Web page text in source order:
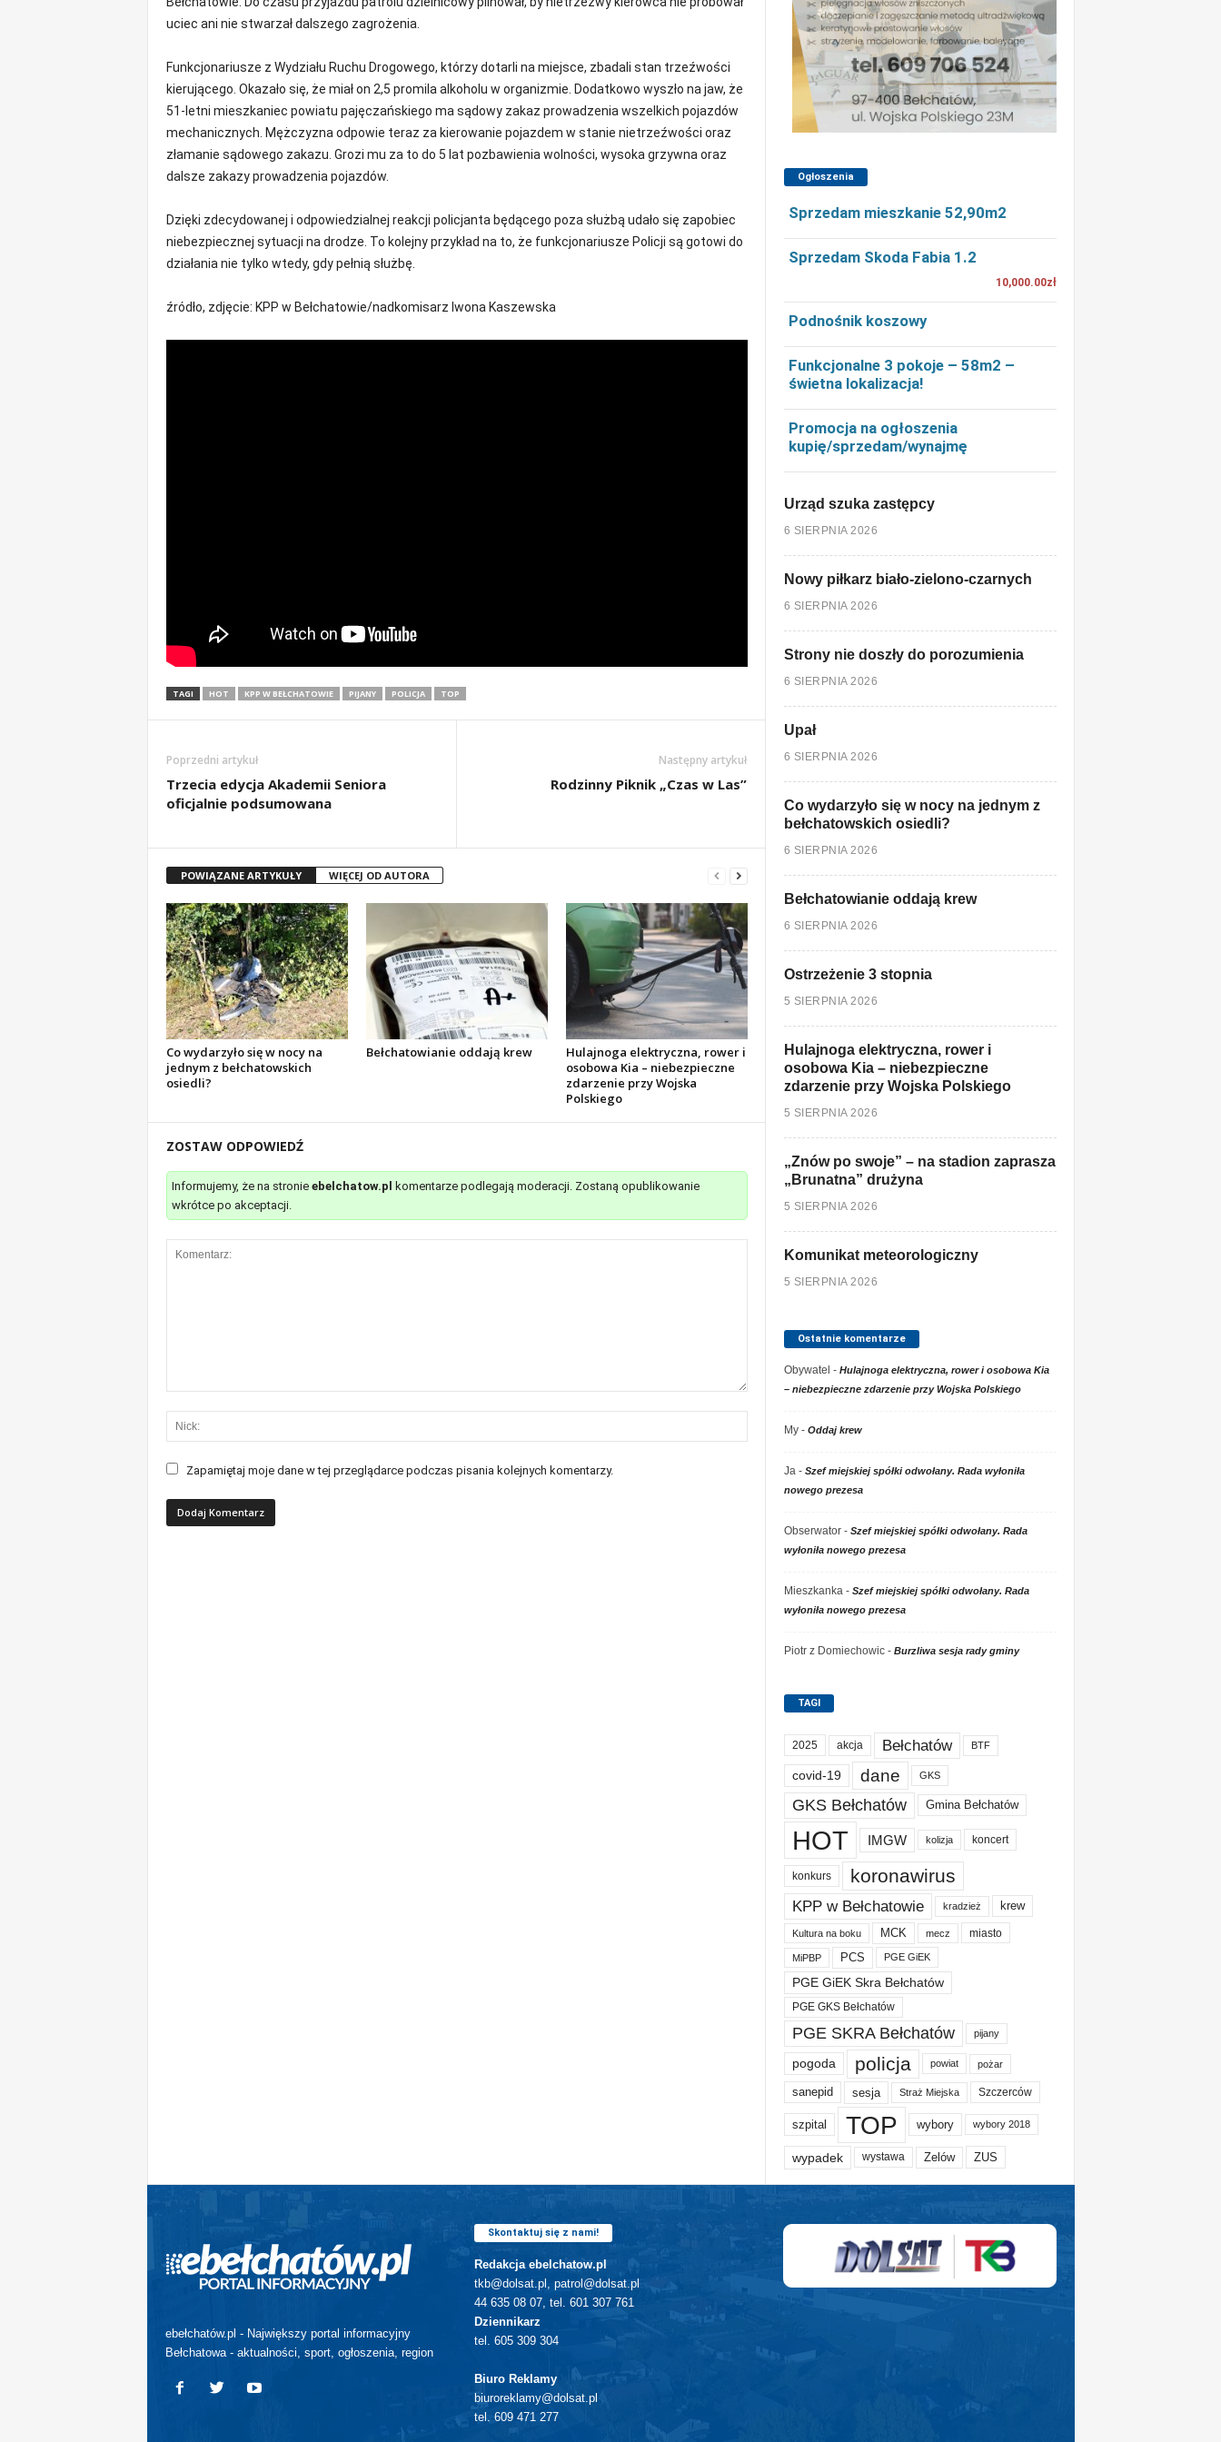
uciec ani nie stwarzał dalszego zagrożenia.
Funkcjonariusze z Wydziału Ruchu Drogowego, którzy dotarli na miejsce, zbadali stan trzeźwości
kierującego. Okazało się, że miał on 2,5 promila alkoholu w organizmie. Dodatkowo wyszło na jaw, że
51-letni mieszkaniec powiatu pajęczańskiego ma sądowy zakaz prowadzenia wszelkich pojazdów
mechanicznych. Mężczyzna odpowie teraz za kierowanie pojazdem w stanie nietrzeźwości oraz
złamanie sądowego zakazu. Grozi mu za to do 5 lat pozbawienia wolności, wysoka grzywna oraz
dalsze zakazy prowadzenia pojazdów.
Dzięki zdecydowanej i odpowiedzialnej reakcji policjanta będącego poza służbą udało się zapobiec
niebezpiecznej sytuacji na drodze. To kolejny przykład na to, że funkcjonariusze Policji są gotowi do
działania nie tylko wtedy, gdy pełnią służbę.
źródło, zdjęcie: KPP w Bełchatowie/nadkomisarz Iwona Kaszewska
TAGI HOT KPP W BEŁCHATOWIE PIJANY POLICJA TOP
Poprzedni artykuł
Trzecia edycja Akademii Seniora
oficjalnie podsumowana
Następny artykuł
Rodzinny Piknik „Czas w Las”
POWIĄZANE ARTYKUŁY WIĘCEJ OD AUTORA
Co wydarzyło się w nocy na
jednym z bełchatowskich
osiedli?
Bełchatowianie oddają krew
Hulajnoga elektryczna, rower i
osobowa Kia – niebezpieczne
zdarzenie przy Wojska
Polskiego
ZOSTAW ODPOWIEDŹ
Informujemy, że na stronie ebelchatow.pl
komentarze podlegają moderacji. Zostaną opublikowanie
wkrótce po akceptacji.
Zapamiętaj moje dane w tej przeglądarce podczas pisania kolejnych komentarzy.
Ogłoszenia
Sprzedam mieszkanie 52,90m2
Sprzedam Skoda Fabia 1.2
10,000.00zł
Podnośnik koszowy
Funkcjonalne 3 pokoje – 58m2 –
świetna lokalizacja!
Promocja na ogłoszenia
kupię/sprzedam/wynajmę
Urząd szuka zastępcy
6 SIERPNIA 2026
Nowy piłkarz biało-zielono-czarnych
6 SIERPNIA 2026
Strony nie doszły do porozumienia
6 SIERPNIA 2026
Upał
6 SIERPNIA 2026
Co wydarzyło się w nocy na jednym z
bełchatowskich osiedli?
6 SIERPNIA 2026
Bełchatowianie oddają krew
6 SIERPNIA 2026
Ostrzeżenie 3 stopnia
5 SIERPNIA 2026
Hulajnoga elektryczna, rower i
osobowa Kia – niebezpieczne
zdarzenie przy Wojska Polskiego
5 SIERPNIA 2026
„Znów po swoje” – na stadion zaprasza
„Brunatna” drużyna
5 SIERPNIA 2026
Komunikat meteorologiczny
5 SIERPNIA 2026
Ostatnie komentarze
Obywatel - Hulajnoga elektryczna, rower i osobowa Kia
– niebezpieczne zdarzenie przy Wojska Polskiego
My- Oddaj krew
Ja- Szef miejskiej spółki odwołany. Rada wyłoniła
nowego prezesa
Obserwator- Szef miejskiej spółki odwołany. Rada
wyłoniła nowego prezesa
Mieszkanka- Szef miejskiej spółki odwołany. Rada
wyłoniła nowego prezesa
Piotr z Domiechowic- Burzliwa sesja rady gminy
TAGI
2025 akcja Bełchatów BTF
covid-19 dane GKS
GKS Bełchatów Gmina Bełchatów
HOT IMGW kolizja koncert
konkurs koronawirus
KPP w Bełchatowie kradzież krew
Kultura na boku MCK mecz miasto
MiPBP PCS PGE GiEK
PGE GiEK Skra Bełchatów
PGE GKS Bełchatów
PGE SKRA Bełchatów pijany
pogoda policja powiat pożar
sanepid sesja Straż Miejska Szczerców
szpital TOP wybory wybory 2018
wypadek wystawa Zelów ZUS
ebełchatów.pl - Największy portal informacyjny
Bełchatowa - aktualności, sport, ogłoszenia, region
Skontaktuj się z nami!
Redakcja ebelchatow.pl
tkb@dolsat.pl, patrol@dolsat.pl
44 635 08 07, tel. 601 307 761
Dziennikarz
tel. 605 309 304
Biuro Reklamy
biuroreklamy@dolsat.pl
tel. 609 471 277